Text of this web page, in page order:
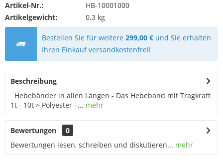
Artikel-Nr.:
HB-10001000
Artikelgewicht:
0.3 kg
Bestellen Sie für weitere299,00 € und Sie erhalten
Ihren Einkauf versandkostenfrei!
Beschreibung
Hebebänder in allen Längen - Das Hebeband mit Tragkraft
1t - 10t > Polyester –... mehr
Bewertungen
0
Bewertungen lesen, schreiben und diskutieren... mehr